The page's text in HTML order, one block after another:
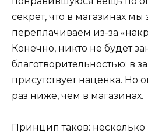
секрет, что в магазинах мы
переплачиваем из-за
Конечно, никто не будет
благотворительностью: в
присутствует наценка. Но
раз ниже, чем в магазинах.
Принцип таков: несколько